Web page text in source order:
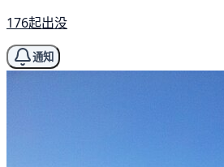
176起出没
通知